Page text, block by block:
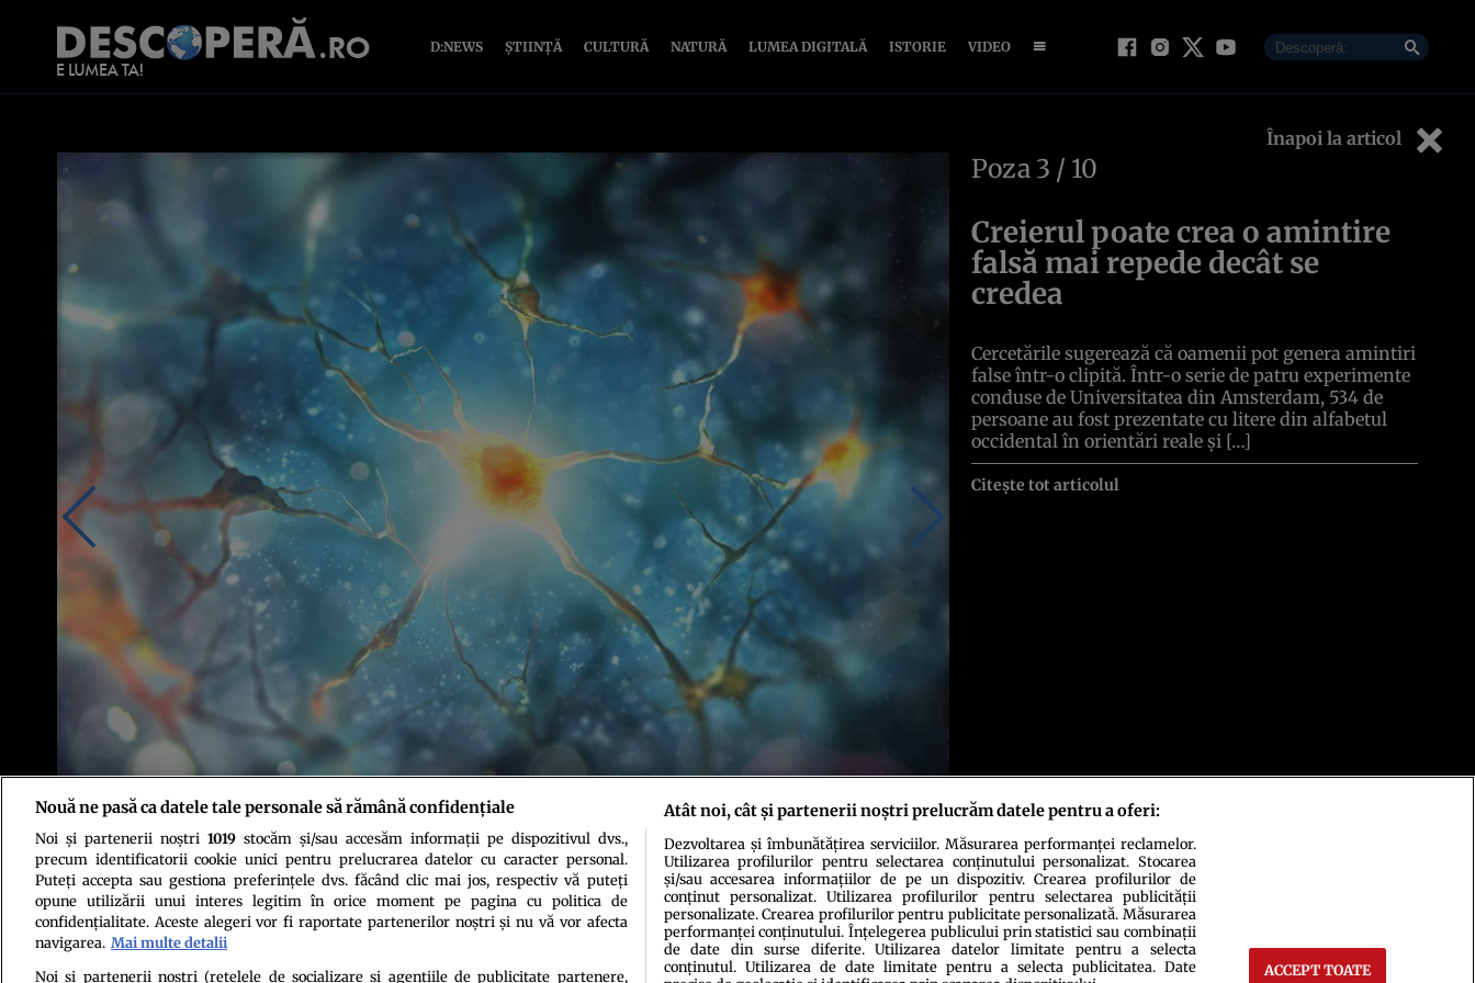
D:NEWS ȘTIINȚĂ CULTURĂ NATURĂ LUMEA DIGITALĂ ISTORIE VIDEO
Înapoi la articol
Foto: Shutterstock
Poza 3 / 10
Creierul poate crea o amintire
falsă mai repede decât se
credea
Cercetările sugerează că oamenii pot genera amintiri
false într-o clipită. Într-o serie de patru experimente
conduse de Universitatea din Amsterdam, 534 de
persoane au fost prezentate cu litere din alfabetul
occidental în orientări reale și […]
Citește tot articolul
Nouă ne pasă ca datele tale personale să rămână confidențiale
Noi și partenerii noștri 1019stocăm și/sau accesăm informații pe dispozitivul dvs.,
precum identificatorii cookie unici pentru prelucrarea datelor cu caracter personal.
Puteți accepta sau gestiona preferințele dvs. făcând clic mai jos, respectiv vă puteți
opune utilizării unui interes legitim în orice moment pe pagina cu politica de
confidențialitate. Aceste alegeri vor fi raportate partenerilor noștri și nu vă vor afecta
navigarea. Mai multe detalii
Noi si partenerii nostri (retelele de socializare si agentiile de publicitate partenere,
Atât noi, cât și partenerii noștri prelucrăm datele pentru a oferi:
Dezvoltarea și îmbunătățirea serviciilor. Măsurarea performanței reclamelor.
Utilizarea profilurilor pentru selectarea conținutului personalizat. Stocarea
și/sau accesarea informațiilor de pe un dispozitiv. Crearea profilurilor de
conținut personalizat. Utilizarea profilurilor pentru selectarea publicității
personalizate. Crearea profilurilor pentru publicitate personalizată. Măsurarea
performanței conținutului. Înțelegerea publicului prin statistici sau combinații
de date din surse diferite. Utilizarea datelor limitate pentru a selecta
conținutul. Utilizarea de date limitate pentru a selecta publicitatea. Date
ACCEPT TOATE